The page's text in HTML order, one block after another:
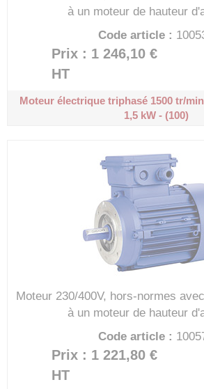
à un moteur de hauteur
Code article :
Prix : 1 246,10 €
HT
Moteur électrique triphasé 1500 tr/min
1,5 kW - (100)
Moteur 230/400V, hors-normes
à un moteur de hauteur
Code article :
Prix : 1 221,80 €
HT